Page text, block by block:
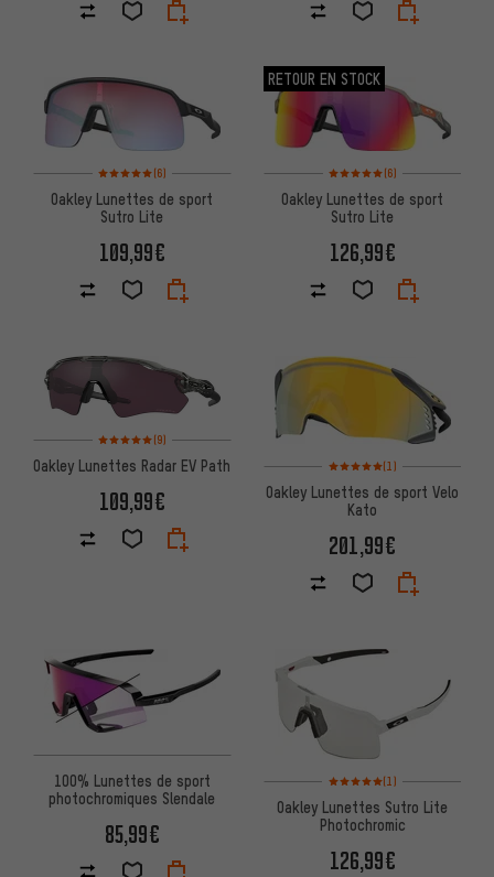
Note moyenne : 5 sur 5 d'après 6 avis
(6)
Oakley Lunettes de sport
Sutro Lite
109,99€
RETOUR EN STOCK
Note moyenne : 5 sur 5
(6)
Oakley Lunettes de sport
Sutro Lite
126,99€
Note moyenne : 5 sur 5 d'après 9 avis
(9)
Oakley Lunettes Radar EV Path
109,99€
Note moyenne : 5 sur 5
(1)
Oakley Lunettes de sport Velo
Kato
201,99€
100% Lunettes de sport
photochromiques Slendale
85,99€
Note moyenne : 5 sur 5
(1)
Oakley Lunettes Sutro Lite
Photochromic
126,99€